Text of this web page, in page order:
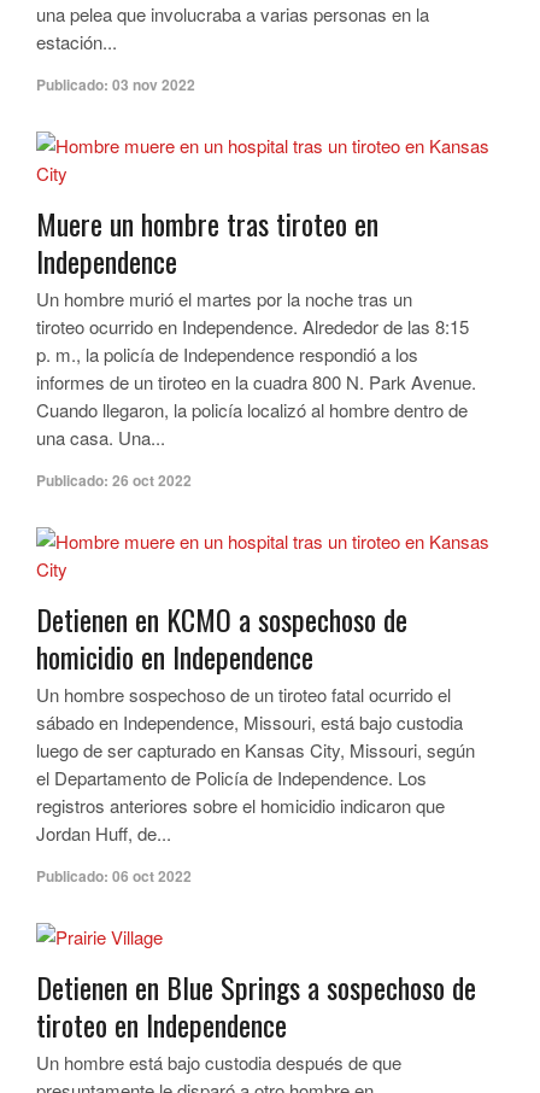
una pelea que involucraba a varias personas en la
estación...
Publicado: 03 nov 2022
Muere un hombre tras tiroteo en
Independence
Un hombre murió el martes por la noche tras un
tiroteo ocurrido en Independence. Alrededor de las 8:15
p. m., la policía de Independence respondió a los
informes de un tiroteo en la cuadra 800 N. Park Avenue.
Cuando llegaron, la policía localizó al hombre dentro de
una casa. Una...
Publicado: 26 oct 2022
Detienen en KCMO a sospechoso de
homicidio en Independence
Un hombre sospechoso de un tiroteo fatal ocurrido el
sábado en Independence, Missouri, está bajo custodia
luego de ser capturado en Kansas City, Missouri, según
el Departamento de Policía de Independence. Los
registros anteriores sobre el homicidio indicaron que
Jordan Huff, de...
Publicado: 06 oct 2022
Detienen en Blue Springs a sospechoso de
tiroteo en Independence
Un hombre está bajo custodia después de que